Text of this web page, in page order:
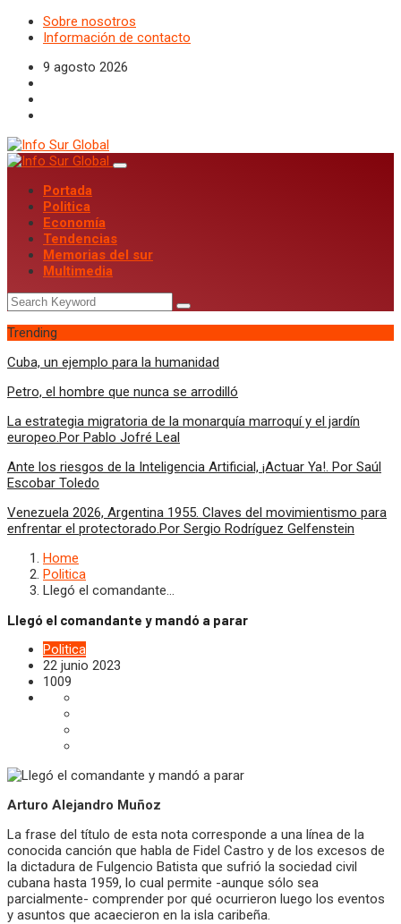
Sobre nosotros
Información de contacto
9 agosto 2026
Portada
Politica
Economía
Tendencias
Memorias del sur
Multimedia
Trending
Cuba, un ejemplo para la humanidad
Petro, el hombre que nunca se arrodilló
La estrategia migratoria de la monarquía marroquí y el jardín
europeo.Por Pablo Jofré Leal
Ante los riesgos de la Inteligencia Artificial, ¡Actuar Ya!. Por Saúl
Escobar Toledo
Venezuela 2026, Argentina 1955. Claves del movimientismo para
enfrentar el protectorado.Por Sergio Rodríguez Gelfenstein
Home
Politica
Llegó el comandante…
Llegó el comandante y mandó a parar
Politica
22 junio 2023
1009
Arturo Alejandro Muñoz
La frase del título de esta nota corresponde a una línea de la
conocida canción que habla de Fidel Castro y de los excesos de
la dictadura de Fulgencio Batista que sufrió la sociedad civil
cubana hasta 1959, lo cual permite -aunque sólo sea
parcialmente- comprender por qué ocurrieron luego los eventos
y asuntos que acaecieron en la isla caribeña.